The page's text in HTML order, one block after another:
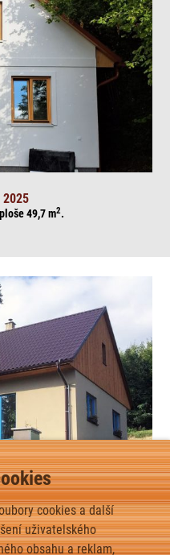
cookies a další
uživatelského
obsahu a reklam,
2025
49,7m2.
93,9m2.